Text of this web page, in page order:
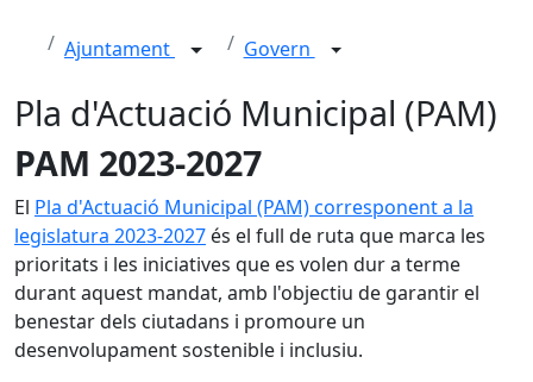
Ajuntament Govern
Pla d'Actuació Municipal (PAM)
PAM 2023-2027
El Pla d'Actuació Municipal (PAM) corresponent a la
legislatura 2023-2027 és el full de ruta que marca les
prioritats i les iniciatives que es volen dur a terme
durant aquest mandat, amb l'objectiu de garantir el
benestar dels ciutadans i promoure un
desenvolupament sostenible i inclusiu.